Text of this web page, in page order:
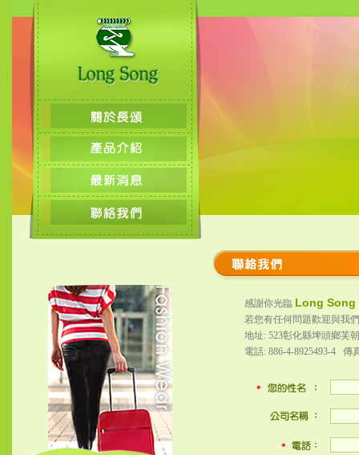
感謝你光臨 Long
若您有任何問題歡迎與我
地址: 523彰化縣埤頭鄉芙
電話: 886-4-8925493-4 傳